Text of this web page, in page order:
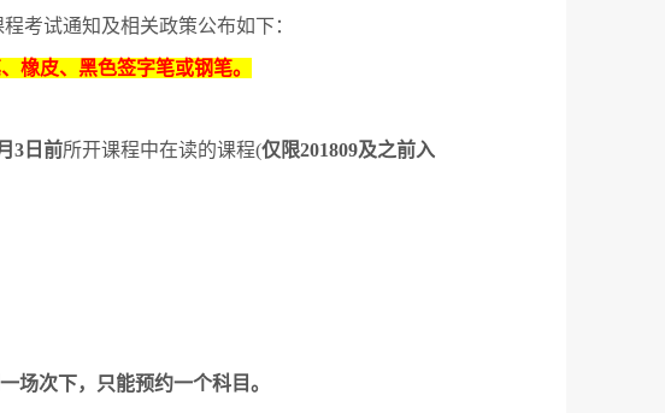
考试通知及相关政策公布如下：
橡皮、黑色签字笔或钢笔。
3 日前所开课程中在读的课程(仅限201809及之前入
一场次下，只能预约一个科目。